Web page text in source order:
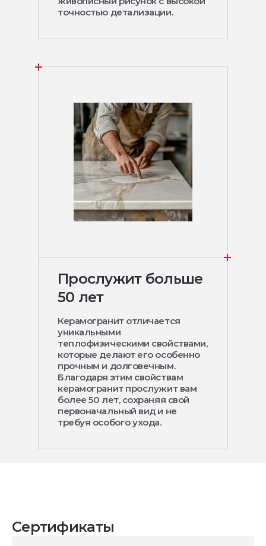
точностью детализации.
Прослужит больше
50 лет
Керамогранит отличается
уникальными
теплофизическими свойствами,
которые делают его особенно
прочным и долговечным.
Благодаря этим свойствам
керамогранит прослужит вам
более 50 лет, сохраняя свой
первоначальный вид и не
требуя особого ухода.
Сертификаты